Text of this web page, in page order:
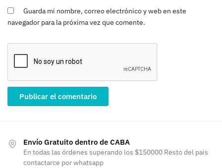
Guarda mi nombre, correo electrónico y web en este
navegador para la próxima vez que comente.
Envío Gratuito dentro de CABA
En todas las órdenes superando los $150000 Resto del pais
contactarce por whatsapp